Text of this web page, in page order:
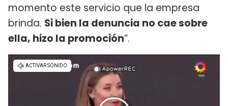
momento este servicio que la empresa
brinda. Si bien la denuncia no cae sobre
ella, hizo la promoción”.